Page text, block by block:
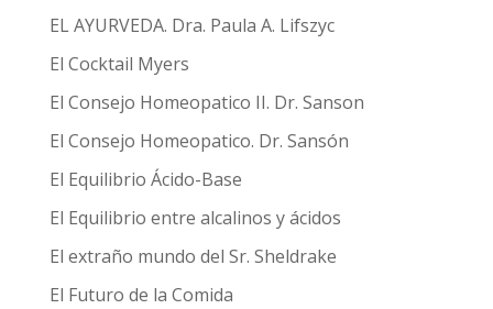
EL AYURVEDA. Dra. Paula A. Lifszyc
El Cocktail Myers
El Consejo Homeopatico II. Dr. Sanson
El Consejo Homeopatico. Dr. Sansón
El Equilibrio Ácido-Base
El Equilibrio entre alcalinos y ácidos
El extraño mundo del Sr. Sheldrake
El Futuro de la Comida